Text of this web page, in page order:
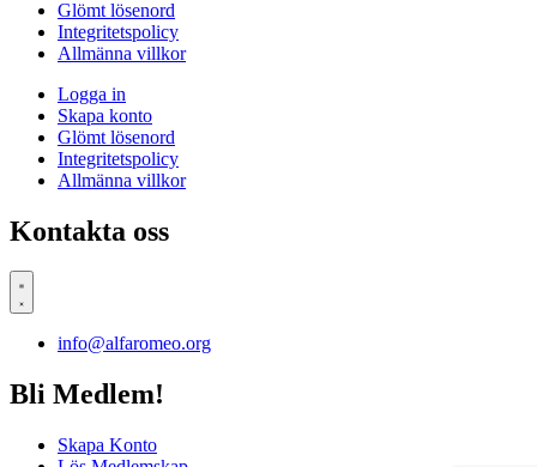
Glömt lösenord
Integritetspolicy
Allmänna villkor
Logga in
Skapa konto
Glömt lösenord
Integritetspolicy
Allmänna villkor
Kontakta oss
info@alfaromeo.org
Bli Medlem!
Skapa Konto